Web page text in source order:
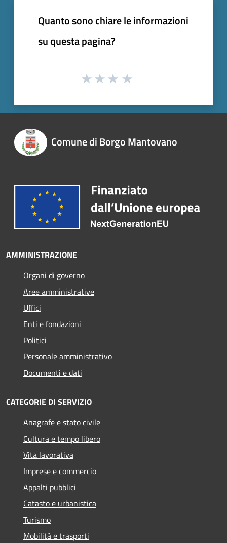
Quanto sono chiare le informazioni
su questa pagina?
Comune di Borgo Mantovano
AMMINISTRAZIONE
Organi di governo
Aree amministrative
Uffici
Enti e fondazioni
Politici
Personale amministrativo
Documenti e dati
CATEGORIE DI SERVIZIO
Anagrafe e stato civile
Cultura e tempo libero
Vita lavorativa
Imprese e commercio
Appalti pubblici
Catasto e urbanistica
Turismo
Mobilità e trasporti